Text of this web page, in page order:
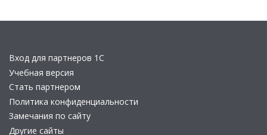
Вход для партнеров 1С
Учебная версия
Стать партнером
Политика конфиденциальности
Замечания по сайту
Другие сайты